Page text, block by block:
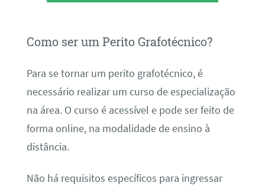
Como ser um Perito Grafotécnico?
Para se tornar um perito grafotécnico, é
necessário realizar um curso de especialização
na área. O curso é acessível e pode ser feito de
forma online, na modalidade de ensino à
distância.
Não há requisitos específicos para ingressar